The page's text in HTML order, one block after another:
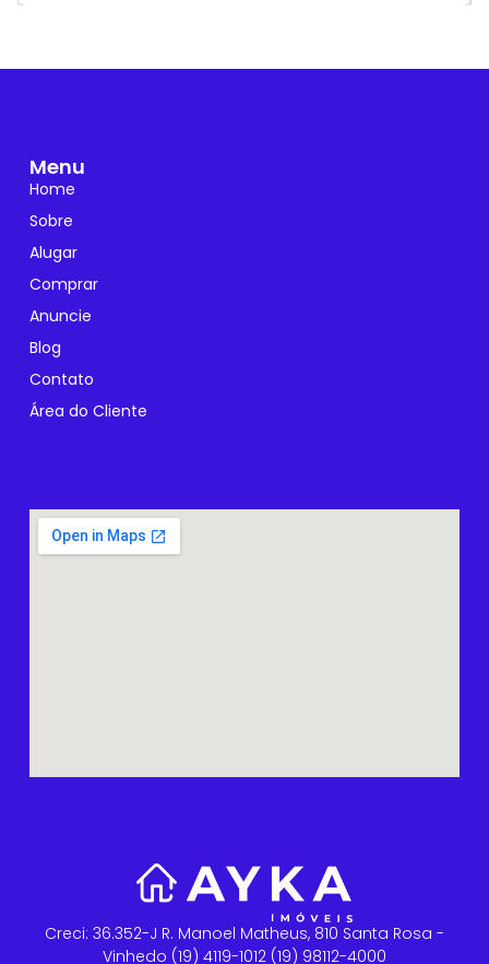
Creci: 36.352-J R. Manoel Matheus, 810 Santa Rosa -
Vinhedo (19) 4119-1012 (19) 98112-4000
Menu
Home
Sobre
Alugar
Comprar
Anuncie
Blog
Contato
Área do Cliente